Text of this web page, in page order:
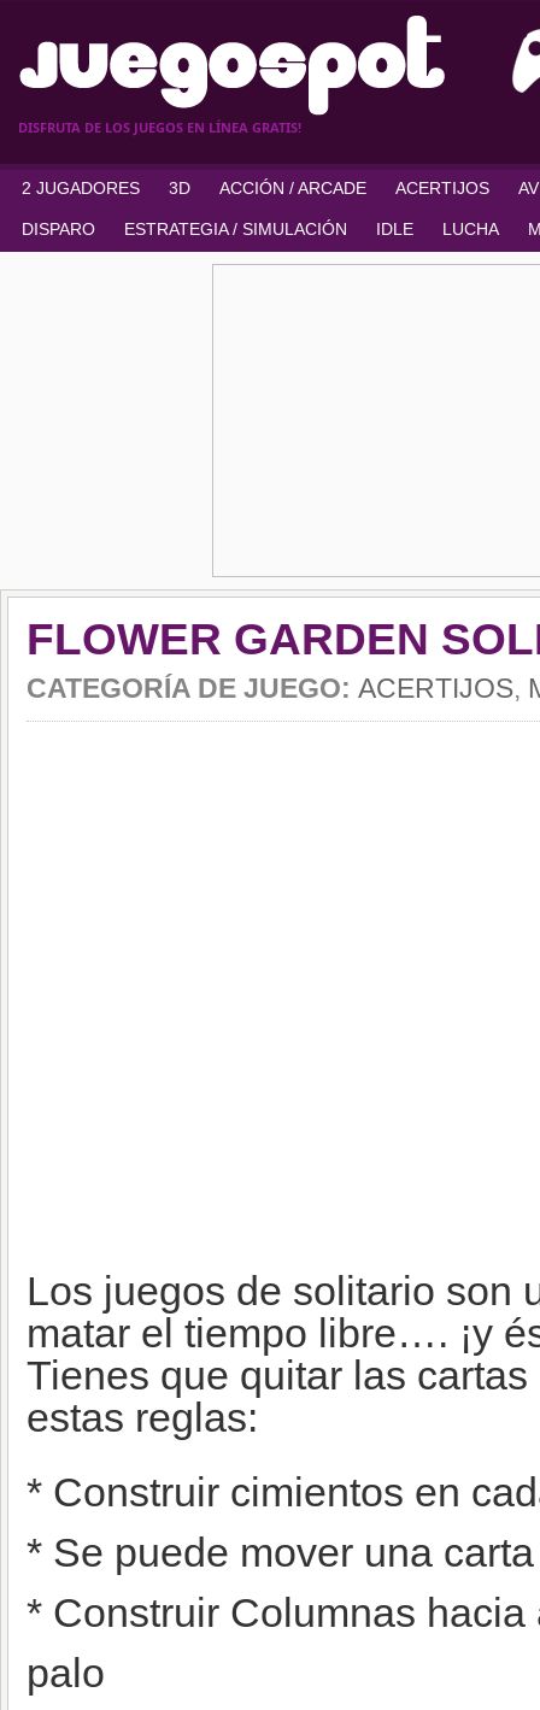
DISFRUTA DE LOS JUEGOS EN LÍNEA GRATIS!
2 JUGADORES 3D ACCIÓN / ARCADE ACERTIJOS
DISPARO ESTRATEGIA / SIMULACIÓN IDLE LUCHA
FLOWER GARDEN
CATEGORÍA DE JUEGO: ACERTIJOS,
Los juegos de solitario son
matar el tiempo libre…. ¡y
Tienes que quitar las
estas reglas:
* Construir cimientos en
* Se puede mover una
* Construir Columnas
palo